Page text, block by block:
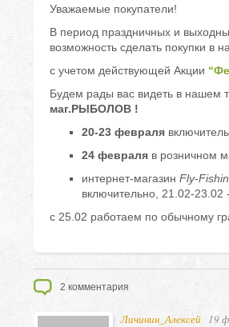
Уважаемые покупатели!
В период праздничных и
возможность сделать покупки в
с учетом действующей Акции
Будем рады вас видеть в нашем
маг.РЫБОЛОВ !
20-23 февраля
24 февраля в розничном
интернет-магазин Fly-
включительно, 21.02-23.02
с 25.02 работаем по обычному
2 комментария
Личинин_Алексей 19